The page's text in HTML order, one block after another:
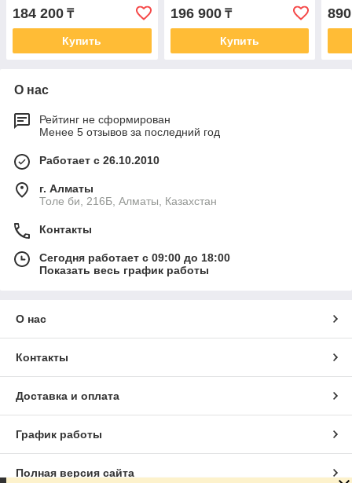
184 200 ₸
Купить
196 900₸
Купить
О нас
Рейтинг не сформирован
Менее 5 отзывов за последний год
Работает с 26.10.2010
г. Алматы
Толе би, 216Б, Алматы, Казахстан
Контакты
Сегодня работает с 09:00 до 18:00
Показать весь график работы
О нас
Контакты
Доставка и оплата
График работы
Полная версия сайта